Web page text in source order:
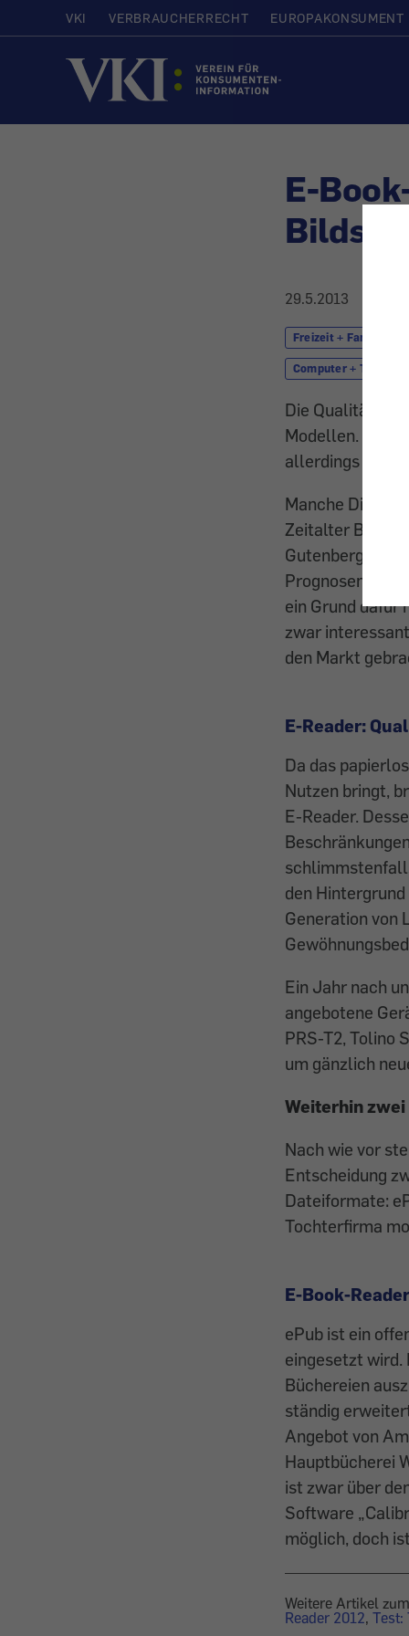
VKI VERBRAUCHERRECHT EUROPAKONSUMENT
Startseite
E-
29.5.2013
Freizeit + Familie
Computer + Telekom
Die Qualität der
Modellen. Der
allerdings zu
Manche Dinge
Zeitalter
Gutenberg den
Prognosen zum
ein Grund dafür
zwar
den Markt
E-Reader:
Da das
Nutzen bringt,
E-Reader.
den
Generation von
Ein Jahr nach
angebotene
PRS-T2, Tolino
um gänzlich
Weiterhin
Nach wie vor
Entscheidung
Dateiformate:
Tochterfirma
E-Book-
ePub ist ein
eingesetzt wird.
Büchereien
ständig
Angebot von
Haupt­bücherei
ist zwar über
Software
möglich, doch
Weitere Artikel
Reader 2012, Test: